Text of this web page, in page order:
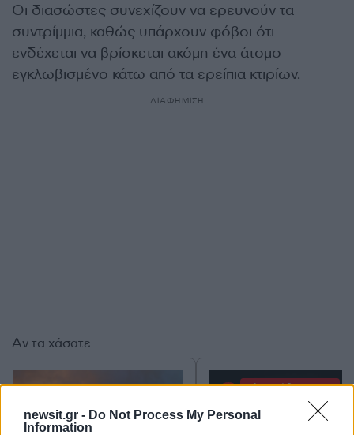
newsit.gr - Do Not Process My Personal
Information
Οι διασώστες συνεχίζουν να ερευνούν τα
συντρίμμια, καθώς υπάρχουν φόβοι ότι
ενδέχεται να βρίσκεται ακόμη ένα άτομο
εγκλωβισμένο κάτω από τα ερείπια κτιρίων.
ΔΙΑΦΗΜΙΣΗ
Αν τα χάσατε
Ανανεώθηκε πριν